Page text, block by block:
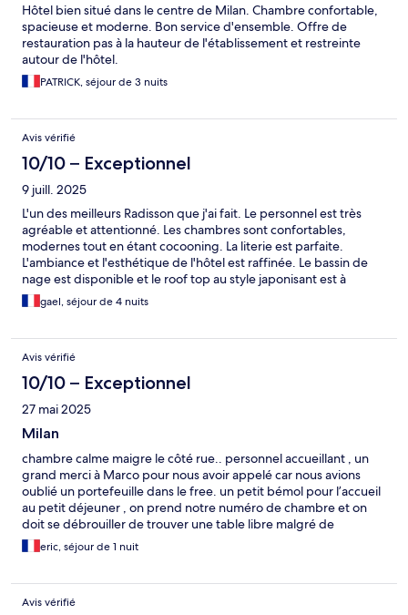
Hôtel bien situé dans le centre de Milan. Chambre confortable,
spacieuse et moderne. Bon service d'ensemble. Offre de
restauration pas à la hauteur de l'établissement et restreinte
autour de l'hôtel.
PATRICK, séjour de 3 nuits
Avis vérifié
10/10 – Exceptionnel
9 juill. 2025
L'un des meilleurs Radisson que j'ai fait. Le personnel est très
agréable et attentionné. Les chambres sont confortables,
modernes tout en étant cocooning. La literie est parfaite.
L'ambiance et l'esthétique de l'hôtel est raffinée. Le bassin de
nage est disponible et le roof top au style japonisant est à
découvrir. Petit déjeuner complet et de qualité, manque juste
saumon et prosecco à inclure pour friser la perfection. Pour finir,
gael, séjour de 4 nuits
Avis vérifié
10/10 – Exceptionnel
27 mai 2025
Milan
chambre calme maigre le côté rue.. personnel accueillant , un
grand merci à Marco pour nous avoir appelé car nous avions
oublié un portefeuille dans le free. un petit bémol pour l’accueil
au petit déjeuner , on prend notre numéro de chambre et on
doit se débrouiller de trouver une table libre malgré de
nombreux collaborateurs….aux alentours des 9h il manquait les
pâtisseries sinon bon petit déjeuner
eric, séjour de 1 nuit
Avis vérifié